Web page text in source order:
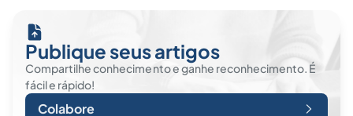
Publique seus artigos
Compartilhe conhecimento e ganhe reconhecimento. É
fácil e rápido!
Colabore